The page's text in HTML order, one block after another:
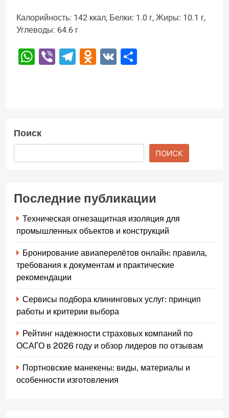
Калорийность: 142 ккал, Белки: 1.0 г, Жиры: 10.1 г,
Углеводы: 64.6 г
WhatsApp
ViberTelegram
Odnoklassniki
VK
Поиск
ПОИСК
Последние публикации
Техническая огнезащитная изоляция для
промышленных объектов и конструкций
Бронирование авиаперелётов онлайн: правила,
требования к документам и практические
рекомендации
Сервисы подбора клининговых услуг: принцип
работы и критерии выбора
Рейтинг надежности страховых компаний по
ОСАГО в 2026 году и обзор лидеров по отзывам
Портновские манекены: виды, материалы и
особенности изготовления